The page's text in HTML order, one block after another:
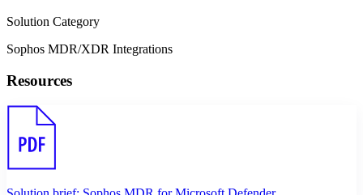
Solution Category
Sophos MDR/XDR Integrations
Resources